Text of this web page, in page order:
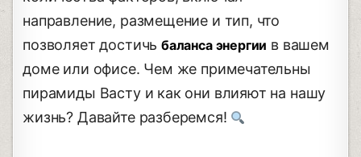
направление, размещение и тип, что
позволяет достичь баланса энергии в вашем
доме или офисе. Чем же примечательны
пирамиды Васту и как они влияют на нашу
жизнь? Давайте разберемся!